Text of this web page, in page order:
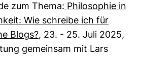
zum Thema: Philosophie in
Wie schreibe ich für
Blogs?, 23. - 25. Juli 2025,
gemeinsam mit Lars